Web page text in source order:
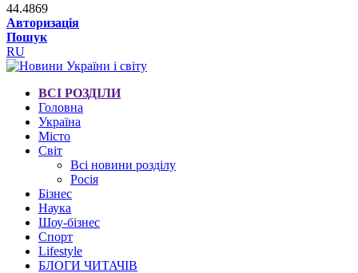
44.4869
Авторизація
Пошук
RU
ВСІ РОЗДІЛИ
Головна
Україна
Місто
Світ
Всі новини розділу
Росія
Бізнес
Наука
Шоу-бізнес
Спорт
Lifestyle
БЛОГИ ЧИТАЧІВ